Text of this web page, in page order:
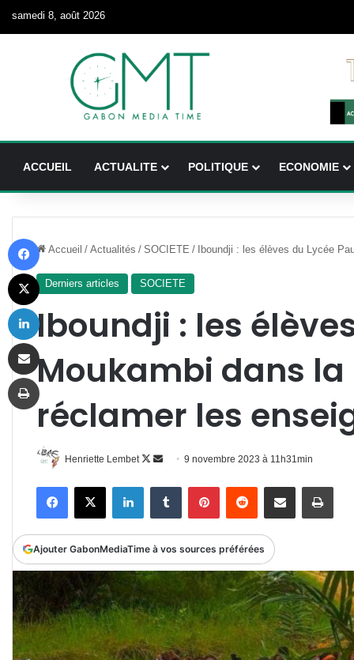
samedi 8, août 2026
ACCUEIL ACTUALITE POLITIQUE ECONOMIE
Accueil / Actualités / SOCIETE / Iboundji : les élèves du Lycée
Derniers articles SOCIETE
Iboundji : les
Moukambi dans
réclamer les
Henriette Lembet
Follow
Envoyer
courriel
9 novembre 2023 à 11h31min
FacebookX LinkedinTumblr PinterestReddit Partager par email
Ajouter GabonMediaTime à vos sources préférées
X
Imprimer